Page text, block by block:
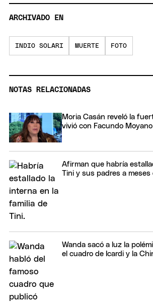
ARCHIVADO EN
INDIO SOLARI MUERTE FOTO
NOTAS RELACIONADAS
Moria Casán reveló la
vivió con Facundo
Afirman que habría
Tini y sus padres a meses
Wanda sacó a luz la
el cuadro de Icardi y la